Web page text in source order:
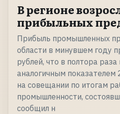
В регионе
прибыльных
Прибыль промышленных
области в минувшем году
рублей, что в полтора
аналогичным показателем
на совещании по итогам
промышленности,
сообщил н